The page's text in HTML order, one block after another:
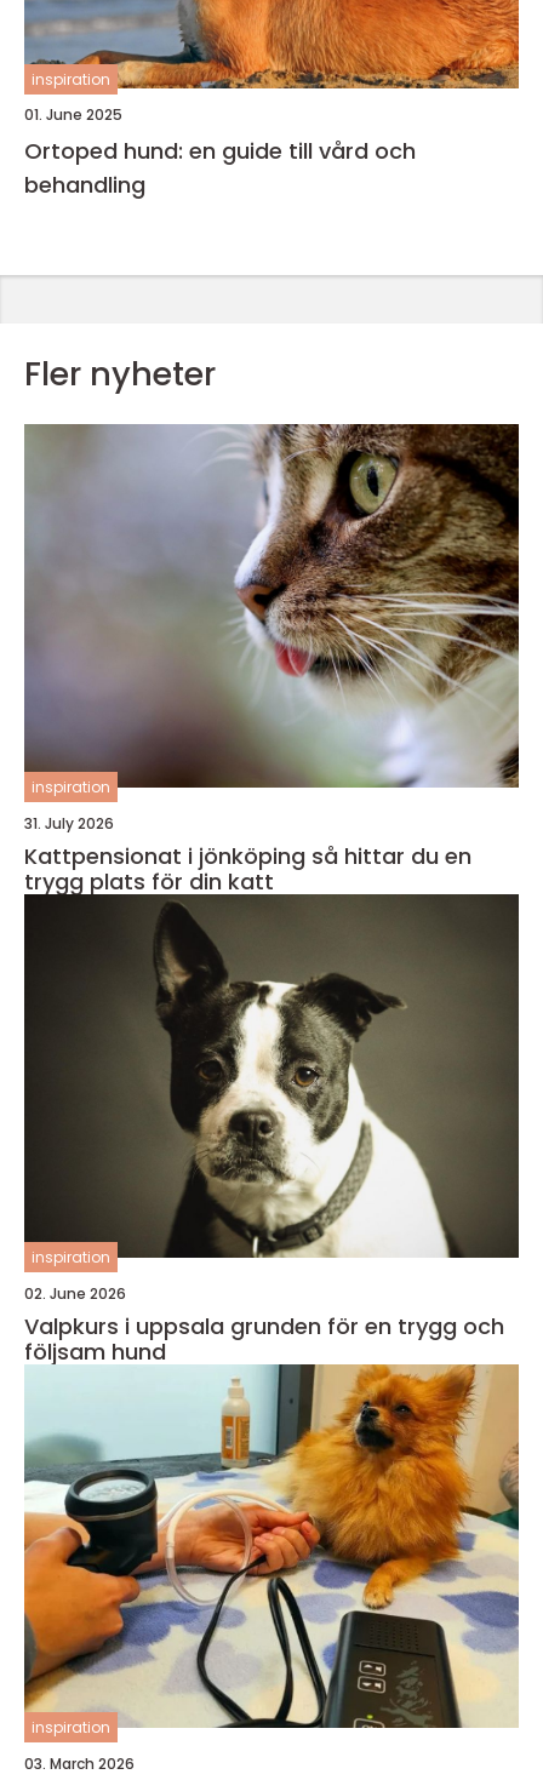
inspiration
01. June 2025
Ortoped hund: en guide till vård och
behandling
Fler nyheter
inspiration
31. July 2026
Kattpensionat i jönköping så hittar du en
trygg plats för din katt
inspiration
02. June 2026
Valpkurs i uppsala grunden för en trygg och
följsam hund
inspiration
03. March 2026